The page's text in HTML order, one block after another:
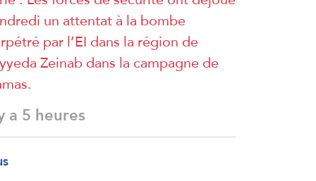
un attentat à la bombe
par l’EI dans la région de
Zeinab dans la campagne de
a 5 heures